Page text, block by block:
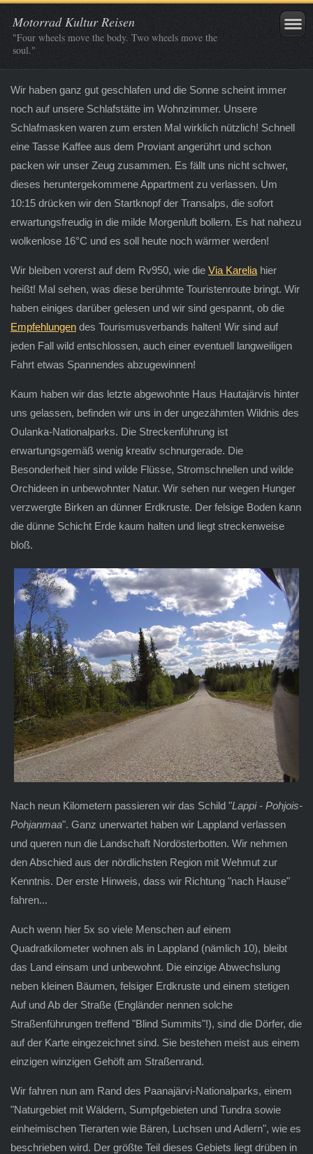
Motorrad Kultur Reisen
"Four wheels move the body. Two wheels move the
soul."
Wir haben ganz gut geschlafen und die Sonne scheint immer
noch auf unsere Schlafstätte im Wohnzimmer. Unsere
Schlafmasken waren zum ersten Mal wirklich nützlich! Schnell
eine Tasse Kaffee aus dem Proviant angerührt und schon
packen wir unser Zeug zusammen. Es fällt uns nicht schwer,
dieses heruntergekommene Appartment zu verlassen. Um
10:15 drücken wir den Startknopf der Transalps, die sofort
erwartungsfreudig in die milde Morgenluft bollern. Es hat nahezu
wolkenlose 16°C und es soll heute noch wärmer werden!
Wir bleiben vorerst auf dem Rv950, wie die Via Kareliahier
heißt! Mal sehen, was diese berühmte Touristenroute bringt. Wir
haben einiges darüber gelesen und wir sind gespannt, ob die
Empfehlungendes Tourismusverbands halten! Wir sind auf
jeden Fall wild entschlossen, auch einer eventuell langweiligen
Fahrt etwas Spannendes abzugewinnen!
Kaum haben wir das letzte abgewohnte Haus Hautajärvis hinter
uns gelassen, befinden wir uns in der ungezähmten Wildnis des
Oulanka-Nationalparks. Die Streckenführung ist
erwartungsgemäß wenig kreativ schnurgerade. Die
Besonderheit hier sind wilde Flüsse, Stromschnellen und wilde
Orchideen in unbewohnter Natur. Wir sehen nur wegen Hunger
verzwergte Birken an dünner Erdkruste. Der felsige Boden kann
die dünne Schicht Erde kaum halten und liegt streckenweise
bloß.
Nach neun Kilometern passieren wir das Schild "Lappi - Pohjois-
Pohjanmaa". Ganz unerwartet haben wir Lappland verlassen
und queren nun die Landschaft Nordösterbotten. Wir nehmen
den Abschied aus der nördlichsten Region mit Wehmut zur
Kenntnis. Der erste Hinweis, dass wir Richtung "nach Hause"
fahren...
Auch wenn hier 5x so viele Menschen auf einem
Quadratkilometer wohnen als in Lappland (nämlich 10), bleibt
das Land einsam und unbewohnt. Die einzige Abwechslung
neben kleinen Bäumen, felsiger Erdkruste und einem stetigen
Auf und Ab der Straße (Engländer nennen solche
Straßenführungen treffend "Blind Summits"!), sind die Dörfer, die
auf der Karte eingezeichnet sind. Sie bestehen meist aus einem
einzigen winzigen Gehöft am Straßenrand.
Wir fahren nun am Rand des Paanajärvi-Nationalparks, einem
"Naturgebiet mit Wäldern, Sumpfgebieten und Tundra sowie
einheimischen Tierarten wie Bären, Luchsen und Adlern", wie es
beschrieben wird. Der größte Teil dieses Gebiets liegt drüben in